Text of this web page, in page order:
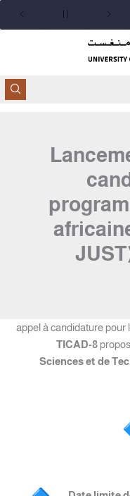
appel à candidature pour
TICAD-8
Sciences et de